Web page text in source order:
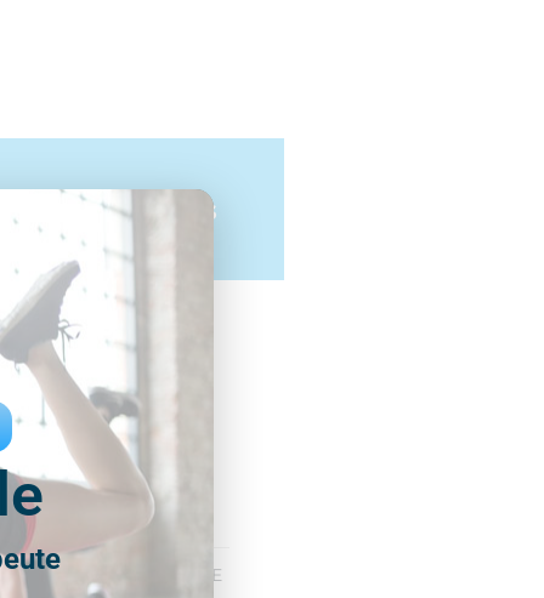
30 minutes
75
séance unique
pour une personne
reconnu ASCA et/ou RME